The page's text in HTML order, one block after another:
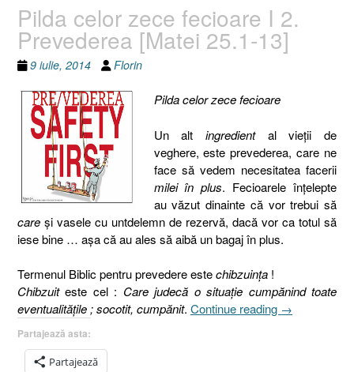
Pilda celor zece fecioare I 2.
Prevederea [Matei 25.1-13]
9 iulie, 2014 Florin
Pilda celor zece fecioare
Un alt ingrediental vieţii de
veghere, este prevederea, care ne
face să vedem necesitatea facerii
milei în plus. Fecioarele înţelepte
au văzut dinainte că vor trebui să
care şi vasele cu untdelemn de rezervă, dacă vor ca totul să
iese bine … aşa că au ales să aibă un bagaj în plus.
Termenul Biblic pentru prevedere estechibzuinţa !
Chibzuiteste cel : Care judecă o situaţie cumpănind toate
eventualităţile ; socotit, cumpănit. Continue reading „Pilda
→
Partajează asta:
Partajează